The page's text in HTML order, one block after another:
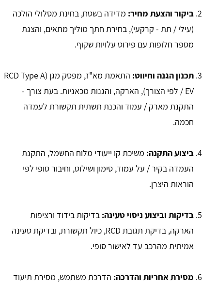
ביקור והצעת מחיר: מדידה בשטח, בחינת מסלולי הולכה
(עילי / תת - קרקעי), בחירת חתך מוליך מתאים, והצגת
מספר חלופות עם פירוט עלויות שקוף.
תכנון הגנה וחיווט:
התאמת מא"ז, מפסק מגן (RCD Type A
/ EV לפי הצורך), הארקה, והגנות מכאניות. בעת צורך -
התקנת מארק / עמוד והכנת תשתית תקשורת לעמדה
חכמה.
ביצוע התקנה: משיכת קו ייעודי מלוח החשמל, התקנת
העמדה בקיר / על עמוד, סימון ושילוט, וחיבור סופי לפי
הוראות היצרן.
בדיקות וביצוע ניסוי טעינה: בדיקות בידוד ורציפות
הארקה, בדיקת תגובת RCD, כיול תקשורת, ובדיקת טעינה
אמיתית מהרכב עד לאישור סופי.
מסירת אחריות והדרכה: הדרכת משתמש, מסירת תיעוד